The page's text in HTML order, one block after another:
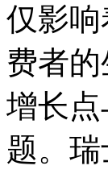
仅影
费者
增长
题。